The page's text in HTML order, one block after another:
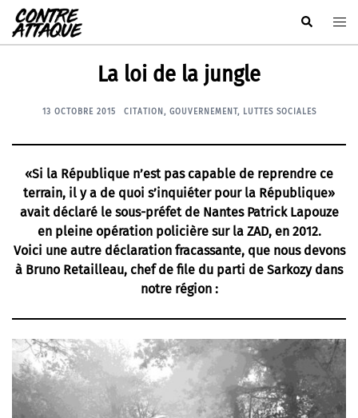
Aller
au
contenu
Rechercher
La loi de la jungle
13 OCTOBRE 2015 CITATION , GOUVERNEMENT, LUTTES SOCIALES
«Si la République n’est pas capable de reprendre ce
terrain, il y a de quoi s’inquiéter pour la République»
avait déclaré le sous-préfet de Nantes Patrick Lapouze
en pleine opération policière sur la ZAD, en 2012.
Voici une autre déclaration fracassante, que nous devons
à Bruno Retailleau, chef de file du parti de Sarkozy dans
notre région :